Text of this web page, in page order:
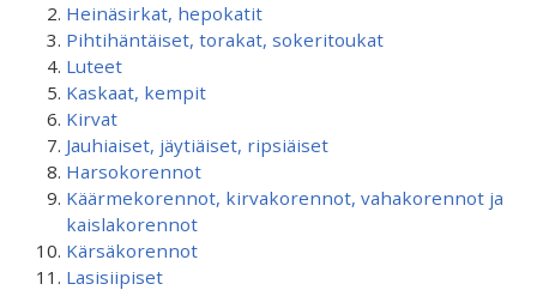
Heinäsirkat, hepokatit
Pihtihäntäiset, torakat, sokeritoukat
Luteet
Kaskaat, kempit
Kirvat
Jauhiaiset, jäytiäiset, ripsiäiset
Harsokorennot
Käärmekorennot, kirvakorennot, vahakorennot ja
kaislakorennot
Kärsäkorennot
Lasisiipiset